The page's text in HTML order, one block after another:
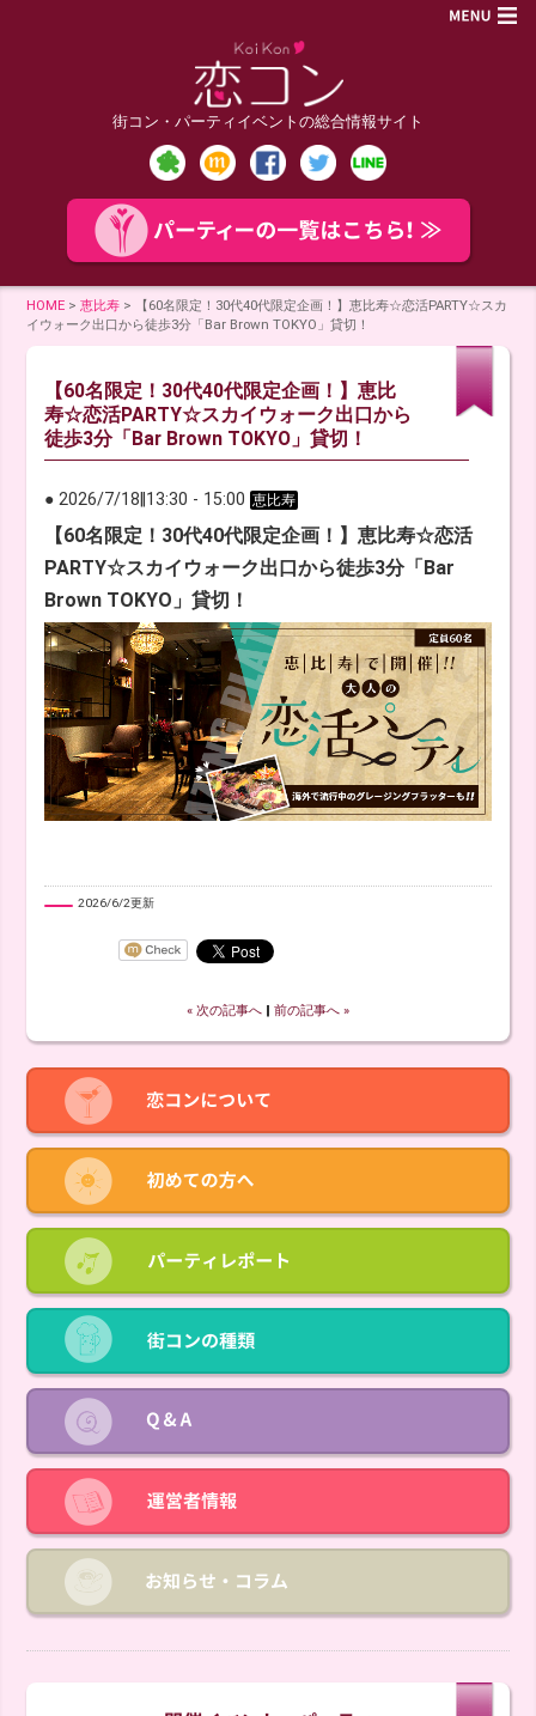
街コン・パーティイベントの総合情報サイト
HOME >恵比寿 >
【60名限定！30代40代限定企画！】恵比寿☆恋活PARTY☆スカ
イウォーク出口から徒歩3分「Bar Brown TOKYO」貸切！
【60名限定！30代40代限定企画！】恵比
寿☆恋活PARTY☆スカイウォーク出口から
徒歩3分「Bar Brown TOKYO」貸切！
● 2026/7/18 13:30 - 15:00 恵比寿
【60名限定！30代40代限定企画！】恵比寿☆恋活
PARTY☆スカイウォーク出口から徒歩3分「Bar
Brown TOKYO」貸切！
2026/6/2更新
« 次の記事へ 前の記事へ »